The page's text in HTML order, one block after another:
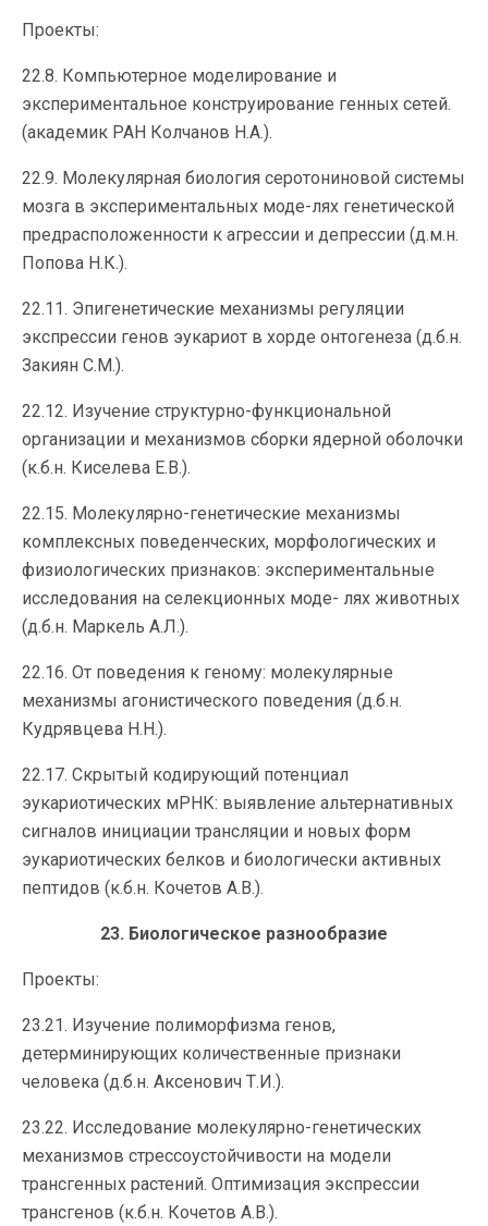
Проекты:
22.8. Компьютерное моделирование и
экспериментальное конструирование генных сетей.
(академик РАН Колчанов Н.А.).
22.9. Молекулярная биология серотониновой системы
мозга в экспериментальных моде-лях генетической
предрасположенности к агрессии и депрессии (д.м.н.
Попова Н.К.).
22.11. Эпигенетические механизмы регуляции
экспрессии генов эукариот в хорде онтогенеза (д.б.н.
Закиян С.М.).
22.12. Изучение структурно-функциональной
организации и механизмов сборки ядерной оболочки
(к.б.н. Киселева Е.В.).
22.15. Молекулярно-генетические механизмы
комплексных поведенческих, морфологических и
физиологических признаков: экспериментальные
исследования на селекционных моде- лях животных
(д.б.н. Маркель А.Л.).
22.16. От поведения к геному: молекулярные
механизмы агонистического поведения (д.б.н.
Кудрявцева Н.Н.).
22.17. Скрытый кодирующий потенциал
эукариотических мРНК: выявление альтернативных
сигналов инициации трансляции и новых форм
эукариотических белков и биологически активных
пептидов (к.б.н. Кочетов А.В.).
23. Биологическое разнообразие
Проекты:
23.21. Изучение полиморфизма генов,
детерминирующих количественные признаки
человека (д.б.н. Аксенович Т.И.).
23.22. Исследование молекулярно-генетических
механизмов стрессоустойчивости на модели
трансгенных растений. Оптимизация экспрессии
трансгенов (к.б.н. Кочетов А.В.).